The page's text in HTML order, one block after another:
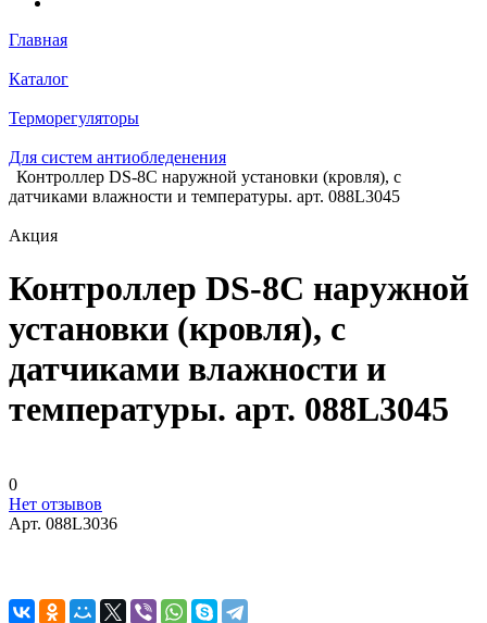
Главная
Каталог
Терморегуляторы
Для систем антиобледенения
Контроллер DS-8C наружной установки (кровля), с
датчиками влажности и температуры. арт. 088L3045
Акция
Контроллер DS-8C наружной
установки (кровля), с
датчиками влажности и
температуры. арт. 088L3045
0
Нет отзывов
Арт. 088L3036